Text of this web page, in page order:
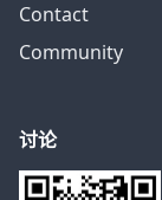
Contact
Community
讨论